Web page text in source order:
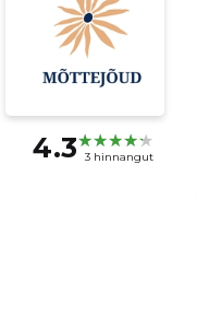
4.3 3 hinnangut